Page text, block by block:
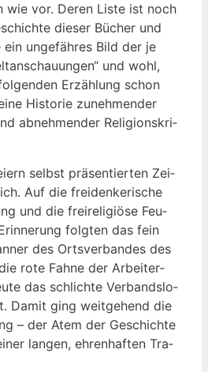
wie vor. Deren Lis­te ist noch
die­ser Bücher und
unge­fäh­res Bild der je
und wohl,
Erzäh­lung schon
His­to­rie zuneh­men­der
abneh­men­der Reli­gi­ons­kri­
selbst prä­sen­tier­ten Zei­
Auf die frei­den­ke­ri­sche
und die frei­re­li­giö­se Feu­
folg­ten das fein
des Orts­ver­ban­des des
rote Fah­ne der Arbei­ter­
das schlich­te Ver­bands­lo­
Damit ging weit­ge­hend die
– der Atem der Geschich­te
lan­gen, ehren­haf­ten Tra­